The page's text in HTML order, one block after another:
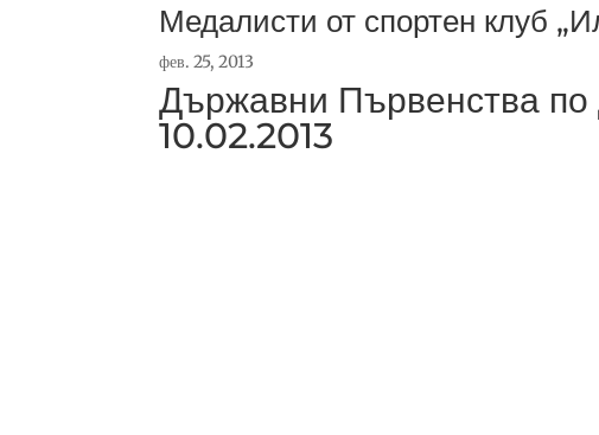
Медалисти от спортен клуб
фев. 25, 2013
Държавни Първенства
10.02.2013